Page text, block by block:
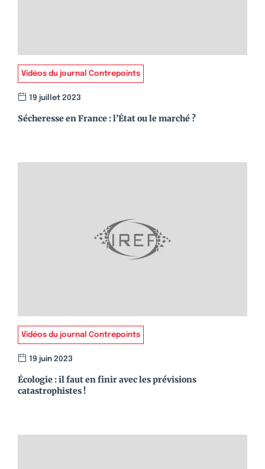
Vidéos du journal Contrepoints
19 juillet 2023
Sécheresse en France : l’État ou le marché ?
Vidéos du journal Contrepoints
19 juin 2023
Écologie : il faut en finir avec les prévisions
catastrophistes !